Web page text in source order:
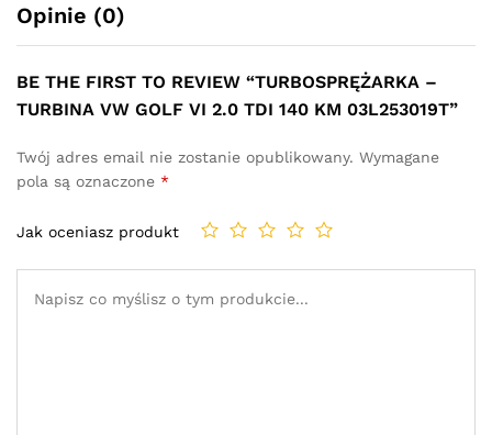
Opinie (0)
BE THE FIRST TO REVIEW “TURBOSPRĘŻARKA –
TURBINA VW GOLF VI 2.0 TDI 140 KM 03L253019T”
Twój adres email nie zostanie opublikowany. Wymagane
pola są oznaczone *
Jak oceniasz produkt